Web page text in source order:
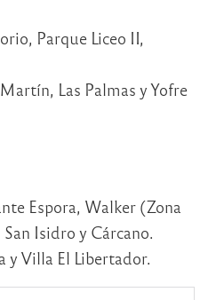
Parque Liceo II,
Las Palmas y Yofre
Espora, Walker (Zona
Isidro y Cárcano.
y Villa El Libertador.